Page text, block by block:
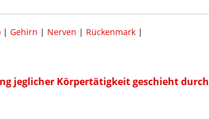
| Gehirn | Nerven | Rückenmark|
jeglicher Körpertätigkeit geschieht durch